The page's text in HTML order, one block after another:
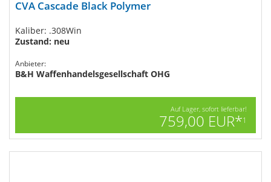
CVA Cascade Black Polymer
Kaliber: .308Win
Zustand: neu
Anbieter:
B&H Waffenhandelsgesellschaft OHG
Auf Lager, sofort lieferbar!
759,00 EUR*1